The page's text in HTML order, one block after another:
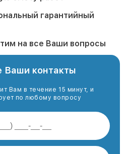
гарантийный
на все Ваши вопросы
Ваши контакты
Вам в течение 15 минут, и
по любому вопросу